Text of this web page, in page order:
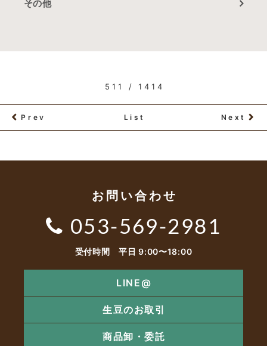
その他
511 / 1414
Prev List Next
お問い合わせ
053-569-2981
受付時間 平日 9:00〜18:00
LINE@
生豆のお取引
商品卸・委託